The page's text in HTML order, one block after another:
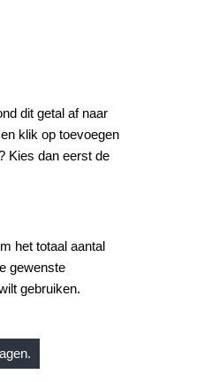
dit getal af naar
klik op toevoegen
Kies dan eerst de
het totaal aantal
gewenste
gebruiken.